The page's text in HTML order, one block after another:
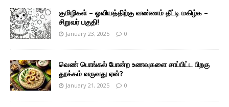
குமிழிகள் – ஓவியத்திற்கு வண்ணம் தீட்டி மகிழ்க –
சிறுவர் பகுதி!
January 23, 2025 0
வெண் பொங்கல் போன்ற உணவுகளை சாப்பிட்ட பிறகு
தூக்கம் வருவது ஏன்?
January 21, 2025 0